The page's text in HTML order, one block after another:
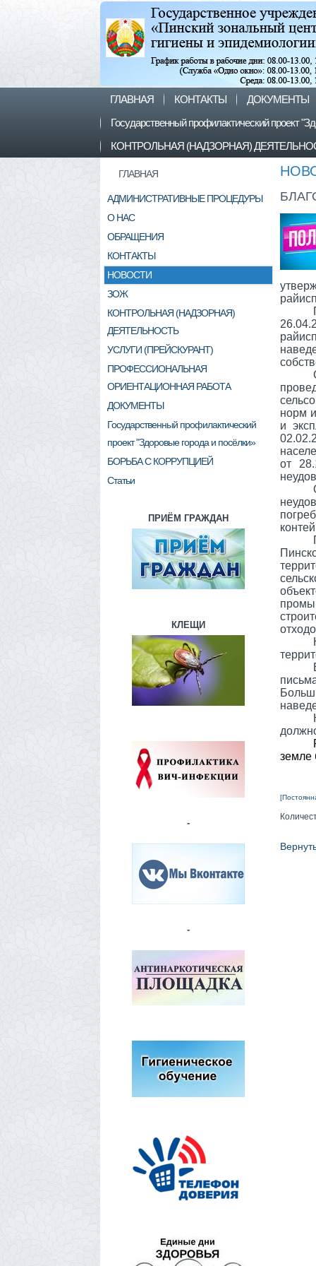
ГЛАВНАЯ КОНТАКТЫ
ДОКУМЕНТЫ
Государственный профилактический проект
КОНТРОЛЬНАЯ (НАДЗОРНАЯ)
ГЛАВНАЯ
АДМИНИСТРАТИВНЫЕ ПРОЦЕДУРЫ
О НАС
ОБРАЩЕНИЯ
КОНТАКТЫ
НОВОСТИ
ЗОЖ
КОНТРОЛЬНАЯ (НАДЗОРНАЯ)
ДЕЯТЕЛЬНОСТЬ
УСЛУГИ (ПРЕЙСКУРАНТ)
ПРОФЕССИОНАЛЬНАЯ
ОРИЕНТАЦИОННАЯ РАБОТА
ДОКУМЕНТЫ
Государственный профилактический
проект "Здоровые города и посёлки»
БОРЬБА С КОРРУПЦИЕЙ
Статьи
ПРИЁМ ГРАЖДАН
КЛЕЩИ
-
-
норм
и
от
земле